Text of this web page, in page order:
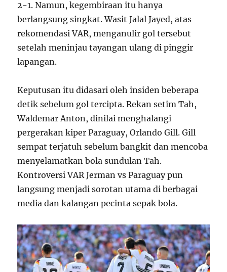
2-1. Namun, kegembiraan itu hanya
berlangsung singkat. Wasit Jalal Jayed, atas
rekomendasi VAR, menganulir gol tersebut
setelah meninjau tayangan ulang di pinggir
lapangan.
Keputusan itu didasari oleh insiden beberapa
detik sebelum gol tercipta. Rekan setim Tah,
Waldemar Anton, dinilai menghalangi
pergerakan kiper Paraguay, Orlando Gill. Gill
sempat terjatuh sebelum bangkit dan mencoba
menyelamatkan bola sundulan Tah.
Kontroversi VAR Jerman vs Paraguay pun
langsung menjadi sorotan utama di berbagai
media dan kalangan pecinta sepak bola.